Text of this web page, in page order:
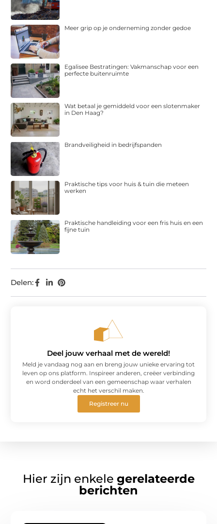
Delen:
Meer grip op je onderneming zonder gedoe
Egalisee Bestratingen: Vakmanschap voor een
perfecte buitenruimte
Wat betaal je gemiddeld voor een slotenmaker
in Den Haag?
Brandveiligheid in bedrijfspanden
Praktische tips voor huis & tuin die meteen
werken
Praktische handleiding voor een fris huis en een
fijne tuin
Deel jouw verhaal met de wereld!
Meld je vandaag nog aan en breng jouw unieke ervaring tot
leven op ons platform. Inspireer anderen, creëer verbinding
en word onderdeel van een gemeenschap waar verhalen
echt het verschil maken.
Registreer nu
Hier zijn enkele gerelateerde
berichten